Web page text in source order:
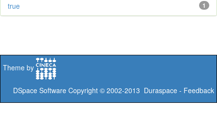
1
true
Theme by
DSpace Software Copyright © 2002-2013 Duraspace - Feedback